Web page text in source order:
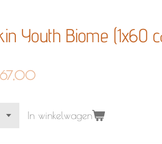
Youth Biome (1x60
In winkelwagen